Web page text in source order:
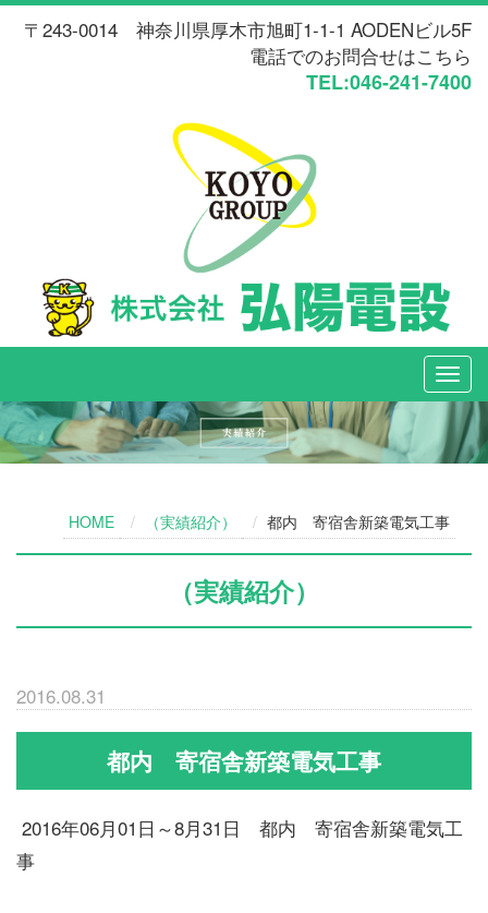
〒243-0014 神奈川県厚木市旭町1-1-1 AODENビル5F
電話でのお問合せはこちら
TEL:046-241-7400
HOME （実績紹介） 都内 寄宿舎新築電気工事
（実績紹介）
2016.08.31
都内 寄宿舎新築電気工事
2016年06月01日～8月31日 都内 寄宿舎新築電気工
事